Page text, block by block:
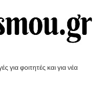
για φοιτητές και για νέα